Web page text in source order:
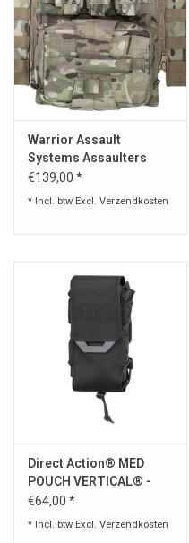
Warrior Assault
Systems Assaulters
Back Panel Frag
€139,00 *
* Incl. btw Excl. Verzendkosten
Direct Action® MED
POUCH VERTICAL® -
CORDURA®
€64,00 *
* Incl. btw Excl. Verzendkosten